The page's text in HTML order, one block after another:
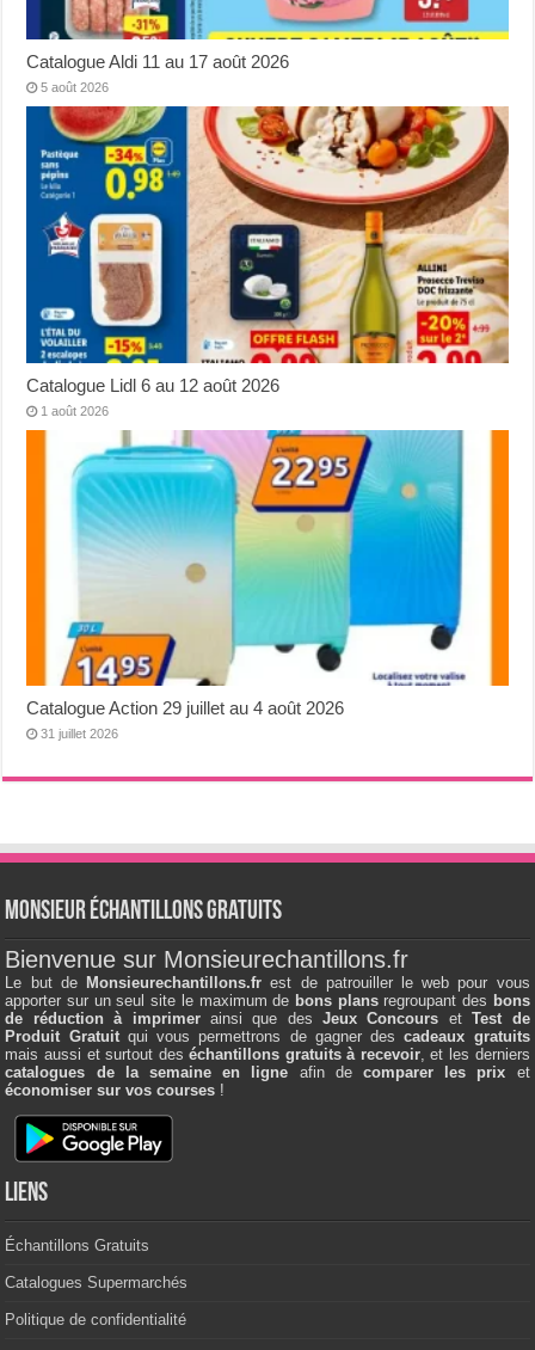
Catalogue Aldi 11 au 17 août 2026
5 août 2026
Catalogue Lidl 6 au 12 août 2026
1 août 2026
Catalogue Action 29 juillet au 4 août 2026
31 juillet 2026
Monsieur échantillons Gratuits
Bienvenue sur Monsieurechantillons.fr
Le but de Monsieurechantillons.fr est de patrouiller le web pour vous
apporter sur un seul site le maximum de bons plansregroupant des bons
de réduction à imprimerainsi que desJeux Concours etTest de
Produit Gratuitqui vous permettrons de gagner descadeaux gratuits
mais aussi et surtout deséchantillons gratuits à recevoir, et les derniers
catalogues de la semaine en ligne afin de comparer les prix et
économiser sur vos courses !
Liens
Échantillons Gratuits
Catalogues Supermarchés
Politique de confidentialité